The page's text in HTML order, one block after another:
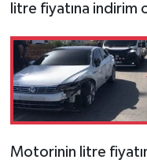
litre fiyatına indirim
Motorinin litre